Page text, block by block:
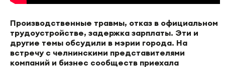
Производственные травмы, отказ в официальном
трудоустройстве, задержка зарплаты. Эти и
другие темы обсудили в мэрии города. На
встречу с челнинскими представителями
компаний и бизнес сообществ приехала